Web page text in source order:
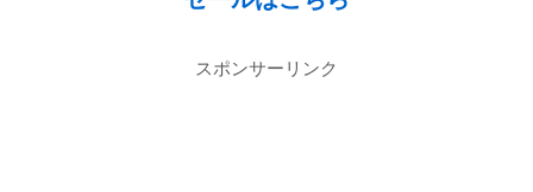
スポンサーリンク